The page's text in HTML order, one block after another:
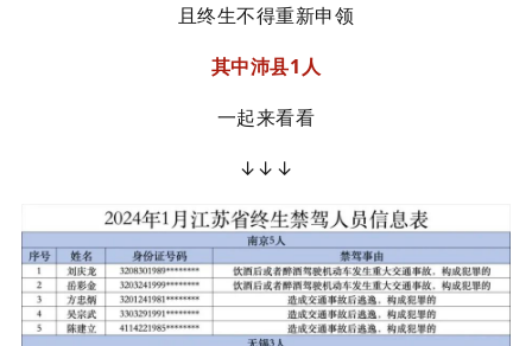
且终生不得重新申领
其中沛县1人
一起来看看
↓↓↓